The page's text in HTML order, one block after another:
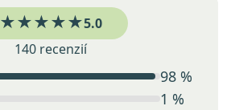
★★★★★5.0
140 recenzií
98 %
1 %